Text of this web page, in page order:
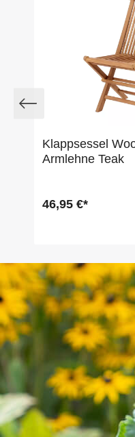
Klappsessel
Armlehne Teak
46,95 €*